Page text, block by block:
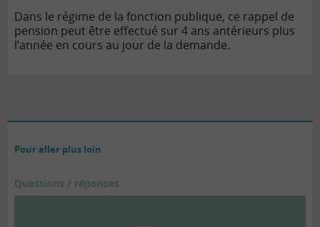
Dans le régime de la fonction publique, ce rappel de
pension peut être effectué sur 4 ans antérieurs plus
l’année en cours au jour de la demande.
Pour aller plus loin
Questions / réponses